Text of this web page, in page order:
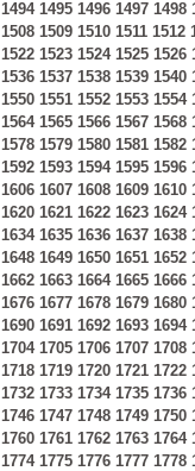
1494 1495 1496 1497 1498
1508 1509 1510 1511 1512
1522 1523 1524 1525 1526
1536 1537 1538 1539 1540
1550 1551 1552 1553 1554
1564 1565 1566 1567 1568
1578 1579 1580 1581 1582
1592 1593 1594 1595 1596
1606 1607 1608 1609 1610
1620 1621 1622 1623 1624
1634 1635 1636 1637 1638
1648 1649 1650 1651 1652
1662 1663 1664 1665 1666
1676 1677 1678 1679 1680
1690 1691 1692 1693 1694
1704 1705 1706 1707 1708
1718 1719 1720 1721 1722
1732 1733 1734 1735 1736
1746 1747 1748 1749 1750
1760 1761 1762 1763 1764
1774 1775 1776 1777 1778